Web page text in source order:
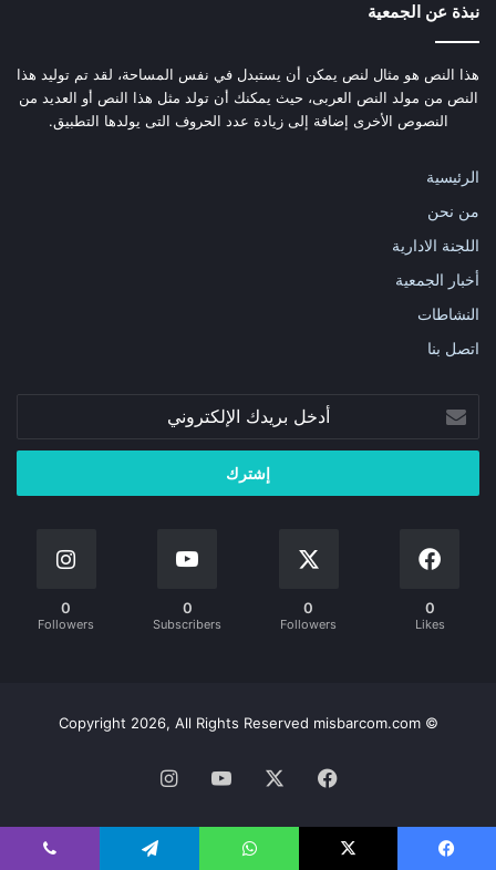
نبذة عن الجمعية
هذا النص هو مثال لنص يمكن أن يستبدل في نفس المساحة، لقد تم توليد هذا
النص من مولد النص العربى، حيث يمكنك أن تولد مثل هذا النص أو العديد من
النصوص الأخرى إضافة إلى زيادة عدد الحروف التى يولدها التطبيق.
الرئيسية
من نحن
اللجنة الادارية
أخبار الجمعية
النشاطات
اتصل بنا
بريدك
الإلكتروني
0
Likes
0
Followers
0
Subscribers
0
Followers
© Copyright 2026, All Rights Reserved misbarcom.com
فيسبوك ‫YouTubeانستقرام